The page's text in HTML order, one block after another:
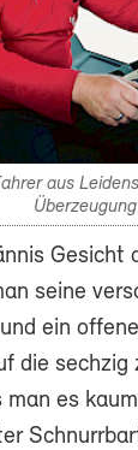
aus
Gesicht
seine
ein
die sechzig
man es